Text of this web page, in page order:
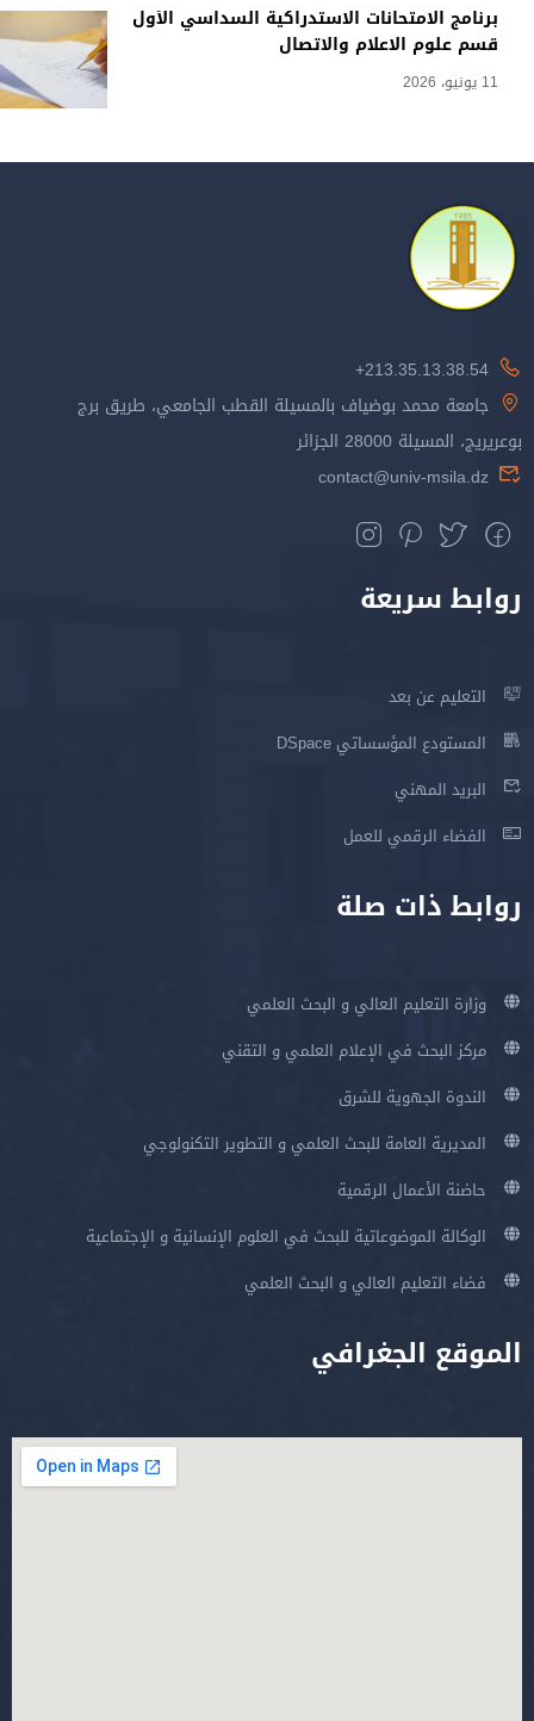
برنامج الامتحانات الاستدراكية السداسي الأول
قسم علوم الاعلام والاتصال
11 يونيو، 2026
213.35.13.38.54+
جامعة محمد بوضياف بالمسيلة القطب الجامعي، طريق برج
بوعريريج، المسيلة 28000 الجزائر
contact@univ-msila.dz
روابط سريعة
التعليم عن بعد
المستودع المؤسساتي DSpace
البريد المهني
الفضاء الرقمي للعمل
روابط ذات صلة
وزارة التعليم العالي و البحث العلمي
مركز البحث في الإعلام العلمي و التقني
الندوة الجهوية للشرق
المديرية العامة للبحث العلمي و التطوير التكنولوجي
حاضنة الأعمال الرقمية
الوكالة الموضوعاتية للبحث في العلوم الإنسانية و الإجتماعية
فضاء التعليم العالي و البحث العلمي
الموقع الجغرافي